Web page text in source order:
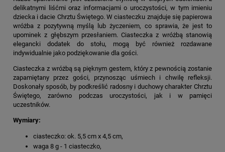
delikatnymi liśćmi oraz informacjami o uroczystości, w tym imieniu
dziecka i dacie Chrztu Świętego. W ciasteczku znajduje się papierowa
wróżba z pozytywną myślą lub życzeniem, co sprawia, że jest to
upominek z głębszym przesłaniem. Ciasteczka z wróżbą stanowią
elegancki dodatek do stołu, mogą być również rozdawane
indywidualnie jako podziękowanie dla gości.
Ciasteczka z wróżbą są pięknym gestem, który z pewnością zostanie
zapamiętany przez gości, przynosząc uśmiech i chwilę refleksji.
Doskonały sposób, by podkreślić radosny i duchowy charakter Chrztu
Świętego, zarówno podczas uroczystości, jak i w pamięci
uczestników.
Wymiary:
ciasteczko: ok. 5,5 cm x 4,5 cm,
waga 8 g - 1 ciasteczko,